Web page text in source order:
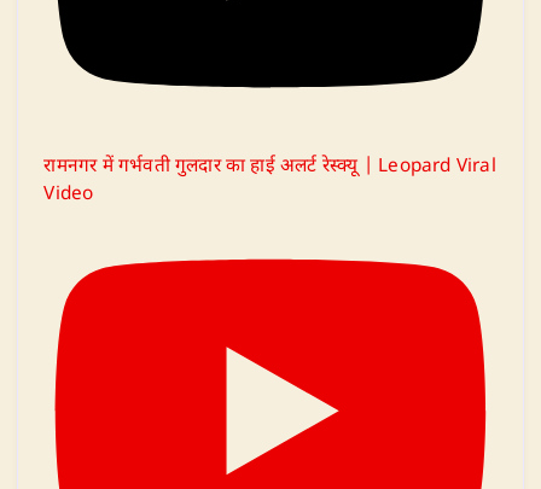
रामनगर में गर्भवती गुलदार का हाई अलर्ट रेस्क्यू | Leopard Viral
Video